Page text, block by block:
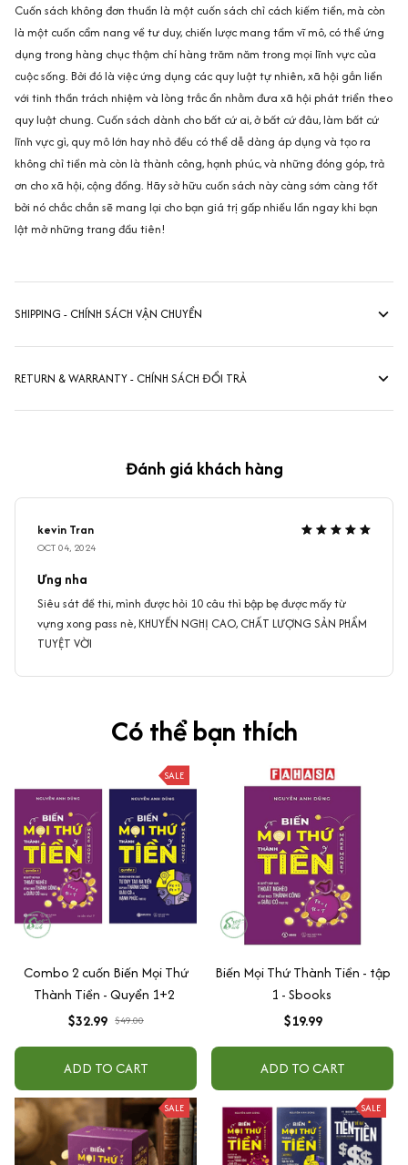
Cuốn sách không đơn thuần là một cuốn sách chỉ cách kiếm tiền, mà còn
là một cuốn cẩm nang về tư duy, chiến lược mang tầm vĩ mô, có thể ứng
dụng trong hàng chục thậm chí hàng trăm năm trong mọi lĩnh vực của
cuộc sống. Bởi đó là việc ứng dụng các quy luật tự nhiên, xã hội gắn liền
với tinh thần trách nhiệm và lòng trắc ẩn nhằm đưa xã hội phát triển theo
quy luật chung. Cuốn sách dành cho bất cứ ai, ở bất cứ đâu, làm bất cứ
lĩnh vực gì, quy mô lớn hay nhỏ đều có thể dễ dàng áp dụng và tạo ra
không chỉ tiền mà còn là thành công, hạnh phúc, và những đóng góp, trả
ơn cho xã hội, cộng đồng. Hãy sở hữu cuốn sách này càng sớm càng tốt
bởi nó chắc chắn sẽ mang lại cho bạn giá trị gấp nhiều lần ngay khi bạn
lật mở những trang đầu tiên!
SHIPPING - CHÍNH SÁCH VẬN CHUYỂN
RETURN & WARRANTY - CHÍNH SÁCH ĐỔI TRẢ
Đánh giá khách hàng
kevin Tran
OCT 04, 2024
Ưng nha
Siêu sát đề thi, mình được hỏi 10 câu thì bập bẹ được mấy từ
vựng xong pass nè, KHUYẾN NGHỊ CAO, CHẤT LƯỢNG SẢN PHẨM
TUYỆT VỜI
Có thể bạn thích
SALE
Combo 2 cuốn Biến Mọi Thứ
Thành Tiền - Quyển 1+2
$32.99 $49.00
ADD TO CART
Biến Mọi Thứ Thành Tiền - tập
1 - Sbooks
$19.99
ADD TO CART
SALE SALE